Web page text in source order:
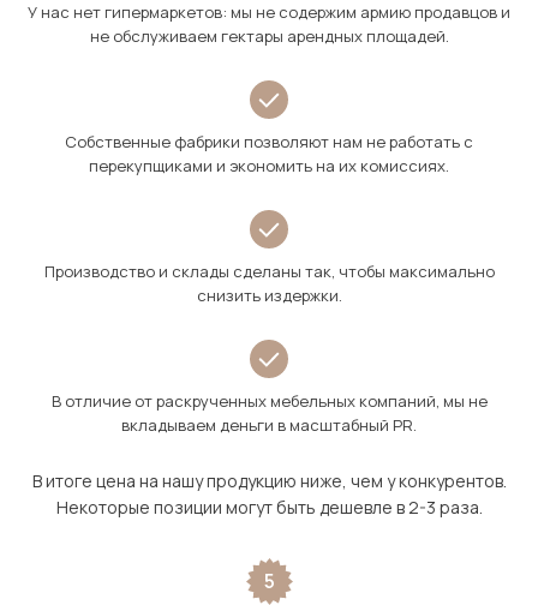
У нас нет гипермаркетов: мы не содержим армию продавцов и
не обслуживаем гектары арендных площадей.
Собственные фабрики позволяют нам не работать с
перекупщиками и экономить на их комиссиях.
Производство и склады сделаны так, чтобы максимально
снизить издержки.
В отличие от раскрученных мебельных компаний, мы не
вкладываем деньги в масштабный PR.
В итоге цена на нашу продукцию ниже, чем у конкурентов.
Некоторые позиции могут быть дешевле в 2-3 раза.
5